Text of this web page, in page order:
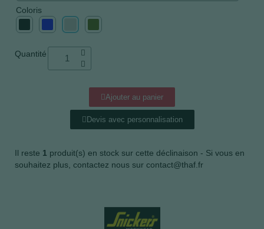
Coloris
Quantité
Ajouter au panier
Devis avec personnalisation
Il reste 1 produit(s) en stock sur cette déclinaison - Si vous en
souhaitez plus, contactez nous sur contact@thaf.fr